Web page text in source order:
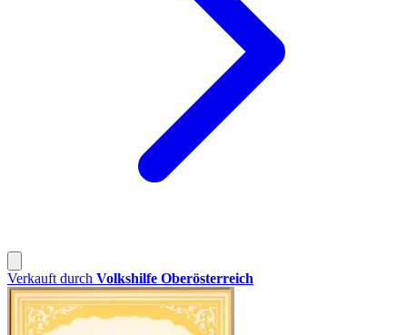
Verkauft durch Volkshilfe Oberösterreich